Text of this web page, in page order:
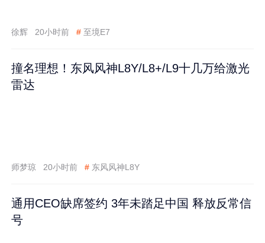
徐辉 20小时前 # 至境E7
撞名理想！东风风神L8Y/L8+/L9十几万给激光
雷达
师梦琼 20小时前 # 东风风神L8Y
通用CEO缺席签约 3年未踏足中国 释放反常信
号